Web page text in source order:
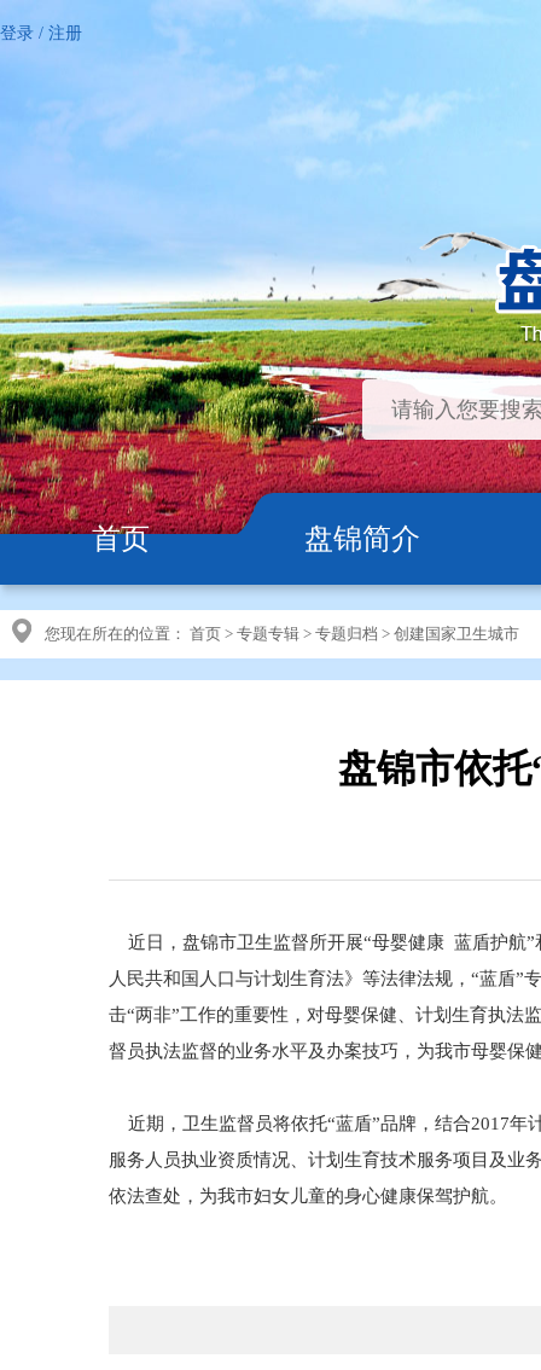
登录 / 注册
首页 盘锦简介
您现在所在的位置： 首页 > 专题专辑 > 专题归档 > 创建国家卫生城市
盘锦市依
近日，盘锦市卫生监督所开展“母婴健康 蓝盾护航”
人民共和国人口与计划生育法》等法律法规，“蓝盾
击“两非”工作的重要性，对母婴保健、计划生育执法
督员执法监督的业务水平及办案技巧，为我市母婴保
近期，卫生监督员将依托“蓝盾”品牌，结合2017年
服务人员执业资质情况、计划生育技术服务项目及业
依法查处，为我市妇女儿童的身心健康保驾护航。